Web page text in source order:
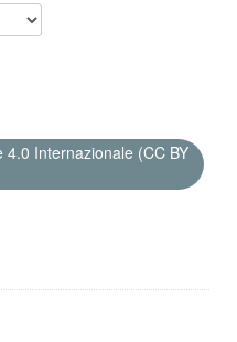
Internazionale (CC BY